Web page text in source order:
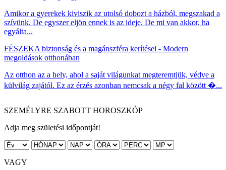
Amikor a gyerekek kiviszik az utolsó dobozt a házból, megszakad a
szívünk. De egyszer eljön ennek is az ideje. De mi van akkor, ha
egyálta...
FÉSZEKA biztonság és a magánszféra kerítései - Modern
megoldások otthonában
Az otthon az a hely, ahol a saját világunkat megteremtjük, védve a
külvilág zajától. Ez az érzés azonban nemcsak a négy fal között �...
SZEMÉLYRE SZABOTT HOROSZKÓP
Adja meg születési időpontját!
VAGY